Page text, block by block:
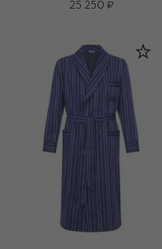
25 250 ₽